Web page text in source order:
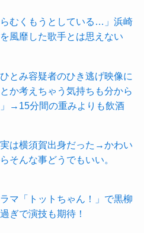
むくもうとしている…」浜崎
風靡した歌手とは思えない
とみ容疑者のひき逃げ映像に
とか考えちゃう気持ちも分から
→15分間の重みよりも飲酒
は横須賀出身だった→かわい
そんな事どうでもいい。
マ「トットちゃん！」で黒柳
ぎで演技も期待！